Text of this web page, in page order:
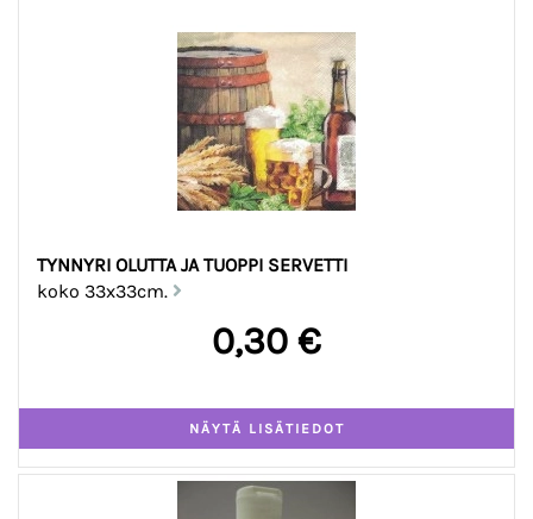
TYNNYRI OLUTTA JA TUOPPI SERVETTI
koko 33x33cm.
0,30 €